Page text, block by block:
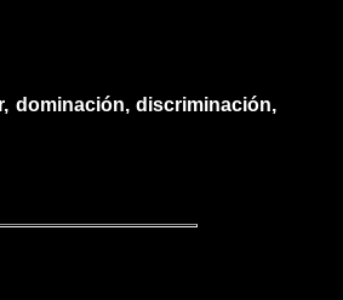
dominación, discriminación,